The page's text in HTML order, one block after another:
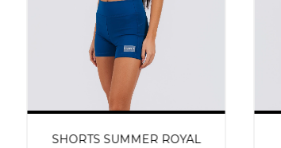
SHORTS SUMMER ROYAL